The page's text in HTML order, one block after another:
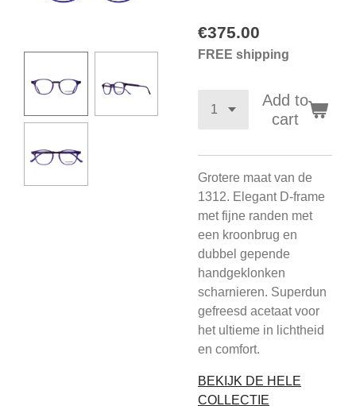
€375.00
FREE shipping
Add to
cart
Grotere maat van de
1312. Elegant D-frame
met fijne randen met
een kroonbrug en
dubbel gepende
handgeklonken
scharnieren. Superdun
gefreesd acetaat voor
het ultieme in lichtheid
en comfort.
BEKIJK DE HELE
COLLECTIE